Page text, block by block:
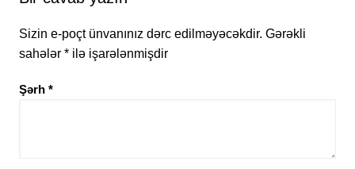
Sizin e-poçt ünvanınız dərc edilməyəcəkdir. Gərəkli
sahələr *ilə işarələnmişdir
Şərh *